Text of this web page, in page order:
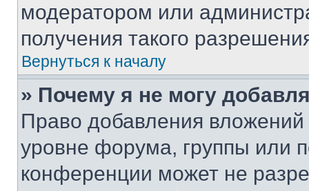
модератором или
получения такого
Вернуться к началу
» Почему я не могу
Право добавления
уровне форума, группы или
конференции может не